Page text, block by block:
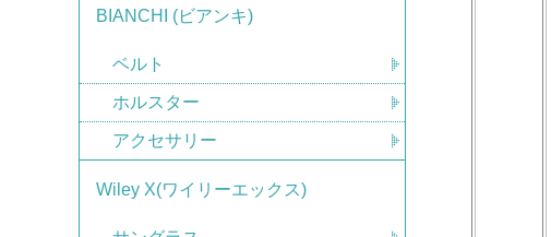
BIANCHI (ビアンキ)
ベルト
ホルスター
アクセサリー
Wiley X(ワイリーエックス)